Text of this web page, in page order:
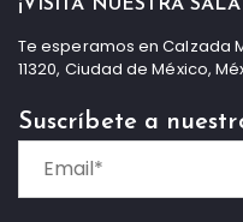
¡VISITA NUESTRA
Te esperamos en Calzada
11320, Ciudad de México,
Suscríbete a